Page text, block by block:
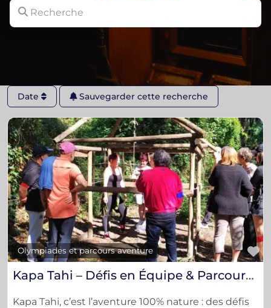
Recherche
Date Sauvegarder cette recherche
Olympiades et parcours aventure
Kapa Tahi – Défis en Équipe & Parcours Tribaux en Pleine Nature
Kapa Tahi, c’est l’aventure 100% nature : des défis